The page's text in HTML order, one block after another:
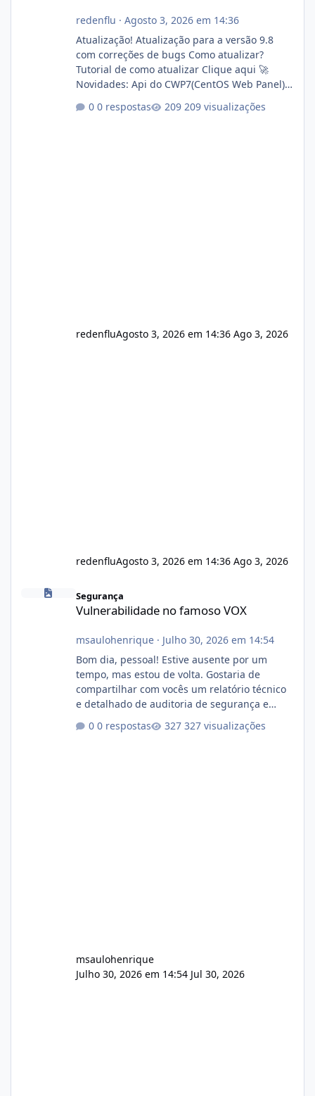
redenflu · Agosto 3, 2026 em 14:36
Atualização! Atualização para a versão 9.8
com correções de bugs Como atualizar?
Tutorial de como atualizar Clique aqui 🚀
Novidades: Api do CWP7(CentOS Web Panel)
autorizado a usasr o isistem:
0 respostas 209 visualizações
redenfluAgosto 3, 2026 em 14:36 Ago 3, 2026
redenfluAgosto 3, 2026 em 14:36 Ago 3, 2026
Vulnerabilidade no famoso VOX
Segurança
Vulnerabilidade no famoso VOX
msaulohenrique· Julho 30, 2026 em 14:54
Bom dia, pessoal! Estive ausente por um
tempo, mas estou de volta. Gostaria de
compartilhar com vocês um relatório técnico
e detalhado de auditoria de segurança e
conformidade referente ao VOXPANEL (versão
atualmente em circulação e comercialização
0 respostas 327 visualizações
msaulohenrique
Julho 30, 2026 em 14:54 Jul 30, 2026